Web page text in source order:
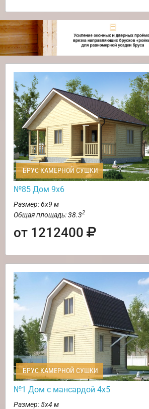
БРУС КАМЕРНОЙ СУШКИ
№85 Дом 9х6
Размер: 6х9 м
Общая площадь: 38.32
от 1212400
БРУС КАМЕРНОЙ СУШКИ
№1 Дом с мансардой 4х5
Размер: 5х4 м